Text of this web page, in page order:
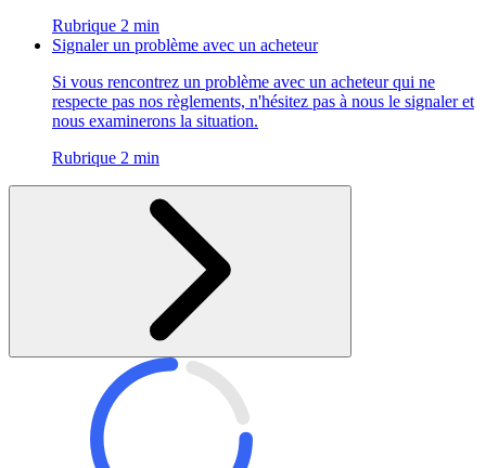
Rubrique 2 min
Signaler un problème avec un acheteur
Si vous rencontrez un problème avec un acheteur qui ne
respecte pas nos règlements, n'hésitez pas à nous le signaler et
nous examinerons la situation.
Rubrique 2 min